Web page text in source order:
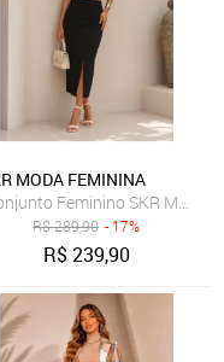
Bolso Cintura Alta
MODA FEMININA
Feminino SKR MODA
R$289,90 - 17%
R$239,90